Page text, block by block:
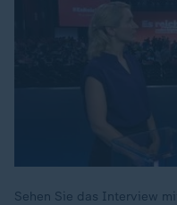
Sehen Sie das Interview